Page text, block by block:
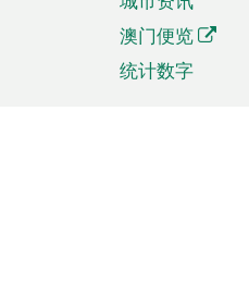
澳门便览
统计数字